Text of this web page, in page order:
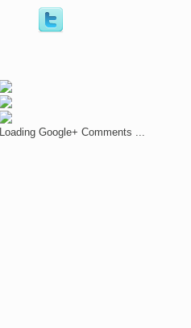
Loading Google+ Comments ...